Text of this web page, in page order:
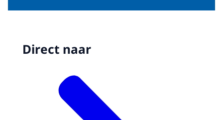
Direct naar